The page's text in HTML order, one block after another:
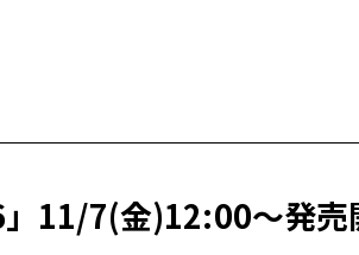
11/7(金)12:00～発売